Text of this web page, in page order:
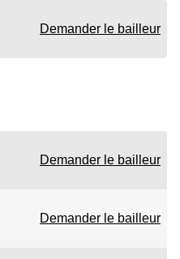
Demander le bailleur
Demander le bailleur
Demander le bailleur